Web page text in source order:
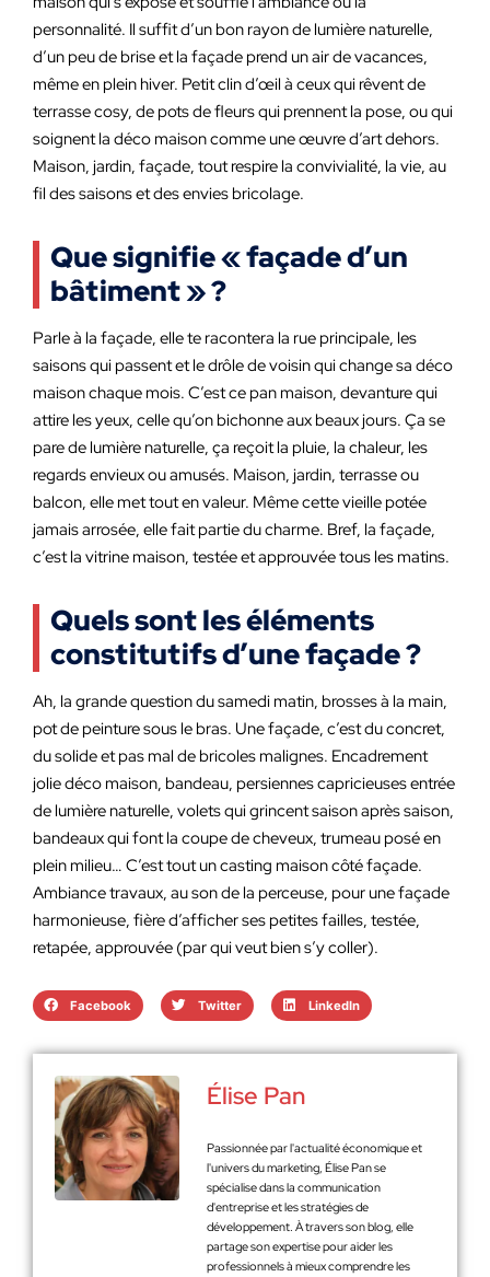
personnalité. Il suffit d’un bon rayon de lumière naturelle,
d’un peu de brise et la façade prend un air de vacances,
même en plein hiver. Petit clin d’œil à ceux qui rêvent de
terrasse cosy, de pots de fleurs qui prennent la pose, ou qui
soignent la déco maison comme une œuvre d’art dehors.
Maison, jardin, façade, tout respire la convivialité, la vie, au
fil des saisons et des envies bricolage.
Que signifie « façade d’un
bâtiment » ?
Parle à la façade, elle te racontera la rue principale, les
saisons qui passent et le drôle de voisin qui change sa déco
maison chaque mois. C’est ce pan maison, devanture qui
attire les yeux, celle qu’on bichonne aux beaux jours. Ça se
pare de lumière naturelle, ça reçoit la pluie, la chaleur, les
regards envieux ou amusés. Maison, jardin, terrasse ou
balcon, elle met tout en valeur. Même cette vieille potée
jamais arrosée, elle fait partie du charme. Bref, la façade,
c’est la vitrine maison, testée et approuvée tous les matins.
Quels sont les éléments
constitutifs d’une façade ?
Ah, la grande question du samedi matin, brosses à la main,
pot de peinture sous le bras. Une façade, c’est du concret,
du solide et pas mal de bricoles malignes. Encadrement
jolie déco maison, bandeau, persiennes capricieuses entrée
de lumière naturelle, volets qui grincent saison après saison,
bandeaux qui font la coupe de cheveux, trumeau posé en
plein milieu… C’est tout un casting maison côté façade.
Ambiance travaux, au son de la perceuse, pour une façade
harmonieuse, fière d’afficher ses petites failles, testée,
retapée, approuvée (par qui veut bien s’y coller).
Facebook Twitter LinkedIn
Élise Pan
Passionnée par l'actualité économique et
l'univers du marketing, Élise Pan se
spécialise dans la communication
d'entreprise et les stratégies de
développement. À travers son blog, elle
partage son expertise pour aider les
professionnels à mieux comprendre les